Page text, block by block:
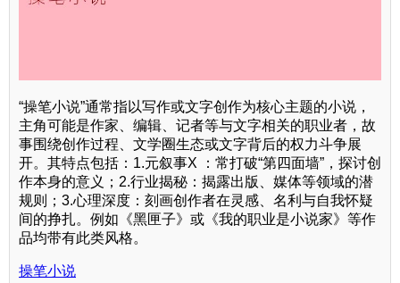
“操笔小说”通常指以写作或文字创作为核心主题的小说，
主角可能是作家、编辑、记者等与文字相关的职业者，故
事围绕创作过程、文学圈生态或文字背后的权力斗争展
开。其特点包括：1.元叙事X ：常打破“第四面墙”，探讨创
作本身的意义；2.行业揭秘：揭露出版、媒体等领域的潜
规则；3.心理深度：刻画创作者在灵感、名利与自我怀疑
间的挣扎。例如《黑匣子》或《我的职业是小说家》等作
品均带有此类风格。
操笔小说